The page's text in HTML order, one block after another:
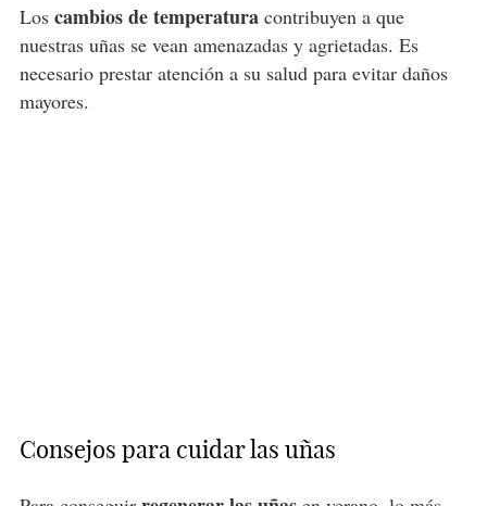
Los cambios de temperaturacontribuyen a que
nuestras uñas se vean amenazadas y agrietadas. Es
necesario prestar atención a su salud para evitar daños
mayores.
Consejos para cuidar las uñas